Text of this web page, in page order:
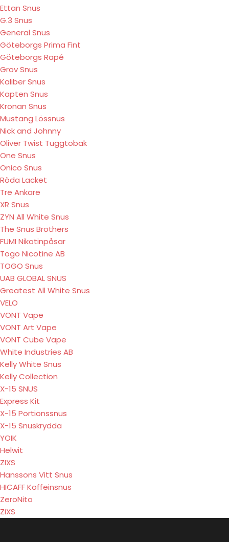
Ettan Snus
G.3 Snus
General Snus
Göteborgs Prima Fint
Göteborgs Rapé
Grov Snus
Kaliber Snus
Kapten Snus
Kronan Snus
Mustang Lössnus
Nick and Johnny
Oliver Twist Tuggtobak
One Snus
Onico Snus
Röda Lacket
Tre Ankare
XR Snus
ZYN All White Snus
The Snus Brothers
FUMI Nikotinpåsar
Togo Nicotine AB
TOGO Snus
UAB GLOBAL SNUS
Greatest All White Snus
VELO
VONT Vape
VONT Art Vape
VONT Cube Vape
White Industries AB
Kelly White Snus
Kelly Collection
X-15 SNUS
Express Kit
X-15 Portionssnus
X-15 Snuskrydda
YOIK
Helwit
ZIXS
Hanssons Vitt Snus
HICAFF Koffeinsnus
ZeroNito
ZiXS